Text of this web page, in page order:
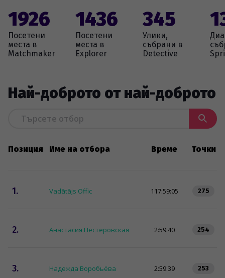
1926
Посетени
места в
Matchmaker
1436
Посетени
места в
Explorer
345
Улики,
събрани в
Detective
Най-доброто от най-доброто
Позиция Име на отбора Време Точки
1. Vadātājs Offic 117:59:05 275
2. Анастасия Нестеровская 2:59:40 254
3. Надежда Воробьёва 2:59:39 253